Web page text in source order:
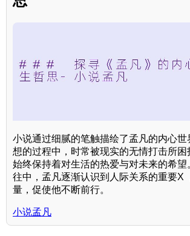
小说通过细腻的笔触描绘了孟凡的内心世
想的过程中，时常被现实的无情打击所困
始终保持着对生活的热爱与对未来的希望
往中，孟凡逐渐认识到人际关系的重要X
量，促使他不断前行。
小说孟凡